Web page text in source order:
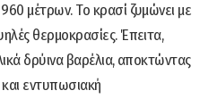
μέτρων. To κρασί ζυμώνει με
θερμοκρασίες. Έπειτα,
δρύινα βαρέλια, αποκτώντας
εντυπωσιακή